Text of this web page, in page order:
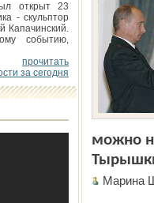
открыт 23
- скульптор
Капачинский.
событию,
прочитать
за сегодня
можно